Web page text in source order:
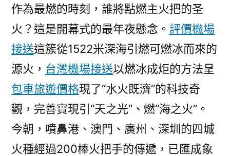
作為最燃的時刻，誰將點燃主火把的圣
火？這是開幕式的最年夜懸念。 評價機場
接送這簇從1522米深海引燃可燃冰而來的
源火， 台灣機場接送以燃冰成炬的方法呈
包車旅遊價格現了“水火既濟”的科技奇
觀，完善實現引“天之光”、燃“海之火”。
今朝，噴鼻港、澳門、廣州、深圳的四城
火種經過200棒火把手的傳遞，已匯成象